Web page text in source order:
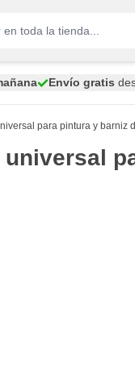
Envío gratis
para pintura y barniz
universal